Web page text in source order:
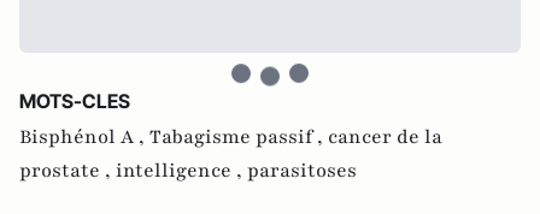
MOTS-CLES
Bisphénol A , Tabagisme passif , cancer de la
prostate , intelligence , parasitoses